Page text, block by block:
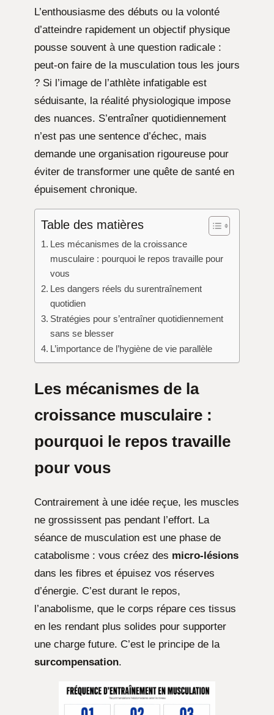
L’enthousiasme des débuts ou la volonté
d’atteindre rapidement un objectif physique
pousse souvent à une question radicale :
peut-on faire de la musculation tous les jours
? Si l’image de l’athlète infatigable est
séduisante, la réalité physiologique impose
des nuances. S’entraîner quotidiennement
n’est pas une sentence d’échec, mais
demande une organisation rigoureuse pour
éviter de transformer une quête de santé en
épuisement chronique.
Table des matières
Les mécanismes de la croissance
musculaire : pourquoi le repos travaille pour
vous
Les dangers réels du surentraînement
quotidien
Stratégies pour s’entraîner quotidiennement
sans se blesser
L’importance de l’hygiène de vie parallèle
Les mécanismes de la
croissance musculaire :
pourquoi le repos travaille
pour vous
Contrairement à une idée reçue, les muscles
ne grossissent pas pendant l’effort. La
séance de musculation est une phase de
catabolisme : vous créez des micro-lésions
dans les fibres et épuisez vos réserves
d’énergie. C’est durant le repos,
l’anabolisme, que le corps répare ces tissus
en les rendant plus solides pour supporter
une charge future. C’est le principe de la
surcompensation.